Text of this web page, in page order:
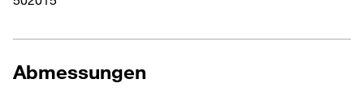
Abmessungen